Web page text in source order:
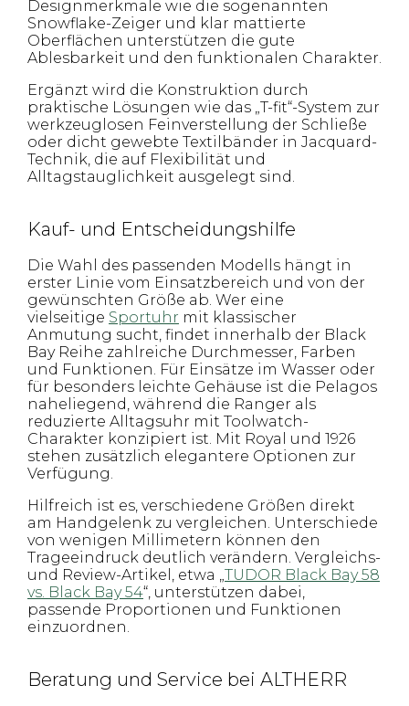
Designmerkmale wie die sogenannten
Snowflake-Zeiger und klar mattierte
Oberflächen unterstützen die gute
Ablesbarkeit und den funktionalen Charakter.
Ergänzt wird die Konstruktion durch
praktische Lösungen wie das „T-fit“-System zur
werkzeuglosen Feinverstellung der Schließe
oder dicht gewebte Textilbänder in Jacquard-
Technik, die auf Flexibilität und
Alltagstauglichkeit ausgelegt sind.
Kauf- und Entscheidungshilfe
Die Wahl des passenden Modells hängt in
erster Linie vom Einsatzbereich und von der
gewünschten Größe ab. Wer eine
vielseitige Sportuhr mit klassischer
Anmutung sucht, findet innerhalb der Black
Bay Reihe zahlreiche Durchmesser, Farben
und Funktionen. Für Einsätze im Wasser oder
für besonders leichte Gehäuse ist die Pelagos
naheliegend, während die Ranger als
reduzierte Alltagsuhr mit Toolwatch-
Charakter konzipiert ist. Mit Royal und 1926
stehen zusätzlich elegantere Optionen zur
Verfügung.
Hilfreich ist es, verschiedene Größen direkt
am Handgelenk zu vergleichen. Unterschiede
von wenigen Millimetern können den
Trageeindruck deutlich verändern. Vergleichs-
und Review-Artikel, etwa „TUDOR Black Bay 58
vs. Black Bay 54“, unterstützen dabei,
passende Proportionen und Funktionen
einzuordnen.
Beratung und Service bei ALTHERR